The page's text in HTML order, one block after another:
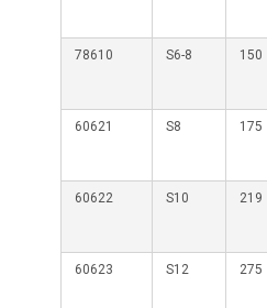
78610 S6-8 150
60621 S8 175
60622 S10 219
60623 S12 275